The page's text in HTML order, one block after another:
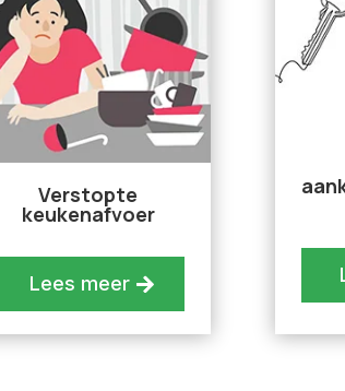
Verstopte
keukenafvoer
Lees meer